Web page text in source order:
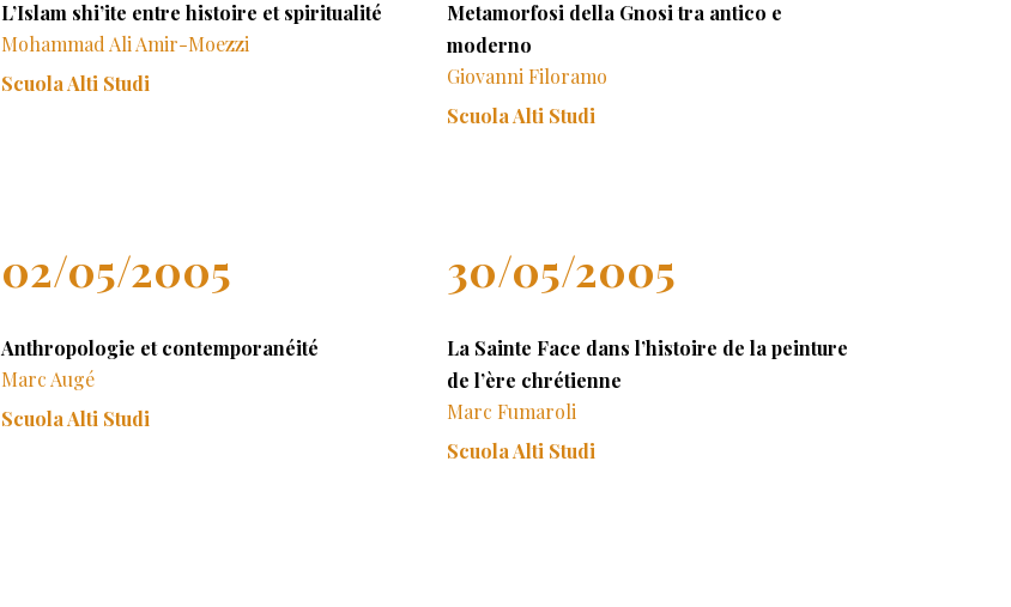
L’Islam shi’ite entre histoire et spiritualité
Mohammad Ali Amir-Moezzi
Scuola Alti Studi
Metamorfosi della Gnosi tra antico e
moderno
Giovanni Filoramo
Scuola Alti Studi
02/05/2005
Anthropologie et contemporanéité
Marc Augé
Scuola Alti Studi
30/05/2005
La Sainte Face dans l’histoire de la peinture
de l’ère chrétienne
Marc Fumaroli
Scuola Alti Studi